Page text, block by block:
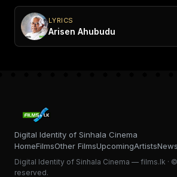
LYRICS
Arisen Ahubudu
Digital Identity of Sinhala Cinema
HomeFilmsOther FilmsUpcomingArtistsNews
Digital Identity of Sinhala Cinema — films.lk ·
reserved.